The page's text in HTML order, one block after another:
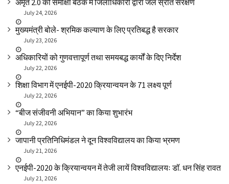
अमृत 2.0 की समीक्षा बैठक में जिलाधिकारी द्वारा जल स्रोत संरक्षण
July 24, 2026
मुख्यमंत्री बोले- श्रमिक कल्याण के लिए प्रतिबद्ध है सरकार
July 23, 2026
अधिकारियों को गुणवत्तापूर्ण तथा समयबद्ध कार्यों के दिए निर्देश
July 22, 2026
शिक्षा विभाग में एनईपी-2020 क्रियान्वयन के 71 लक्ष्य पूर्ण
July 22, 2026
“बीज संजीवनी अभियान” का किया शुभारंभ
July 22, 2026
जापानी प्रतिनिधिमंडल ने दून विश्वविद्यालय का किया भ्रमण
July 21, 2026
एनईपी-2020 के क्रियान्वयन में तेजी लायें विश्वविद्यालयः डॉ. धन सिंह रावत
July 21, 2026